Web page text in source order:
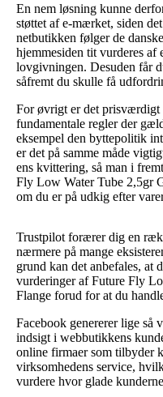
En nem løsning kunne
støttet af e-mærket, siden
netbutikken følger de
hjemmesiden tit vurderes af
lovgivningen. Desuden får
såfremt du skulle få
For øvrigt er det prisværdigt
fundamentale regler der
eksempel den byttepolitik
er det på samme måde
ens kvittering, så man i
Fly Low Water Tube 2,5gr
om du er på udkig efter
Trustpilot forærer dig en
nærmere på mange
grund kan det anbefales, at
vurderinger af Future Fly
Flange forud for at du
Facebook genererer lige så
indsigt i webbutikkens
online firmaer som tilbyder
virksomhedens service,
vurdere hvor glade